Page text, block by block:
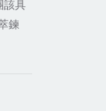
具
鍊